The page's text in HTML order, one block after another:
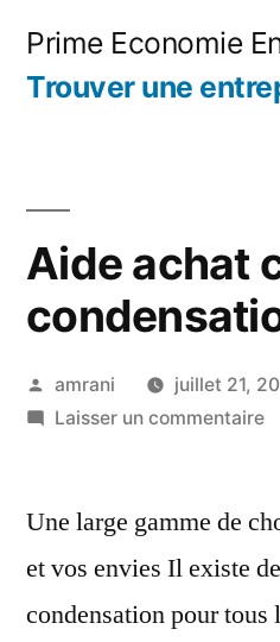
Prime Economie
Trouver une
Aide achat
Publié
par
amrani
juillet 21,
Laisser un commentairesur
Une large gamme de
et vos envies Il existe
condensation pour tous